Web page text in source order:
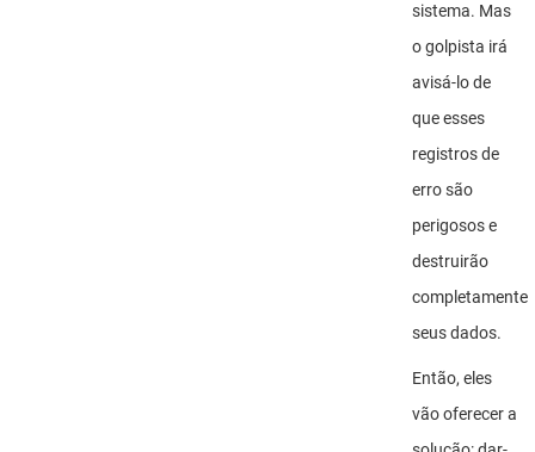
sistema. Mas
o golpista irá
avisá-lo de
que esses
registros de
erro são
perigosos e
destruirão
completamente
seus dados.
Então, eles
vão oferecer a